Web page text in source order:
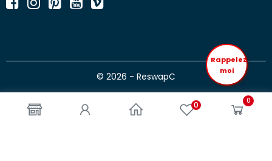
0 0
© 2026 - ReswapC
Rappelez
moi